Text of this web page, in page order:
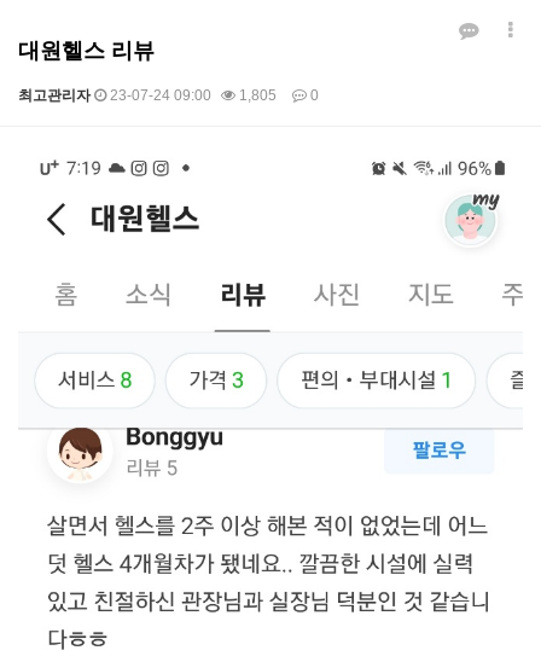
대원헬스 리뷰
최고관리자 23-07-24 09:00 1,805 0